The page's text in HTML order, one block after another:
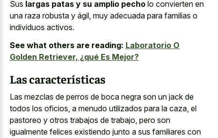
Sus largas patas y su amplio pecho lo convierten en
una raza robusta y ágil, muy adecuada para familias o
individuos activos.
See what others are reading: Laboratorio O
Golden Retriever, ¿qué Es Mejor?
Las características
Las mezclas de perros de boca negra son un jack de
todos los oficios, a menudo utilizados para la caza, el
pastoreo y otros trabajos de trabajo, pero son
igualmente felices existiendo junto a sus familiares con